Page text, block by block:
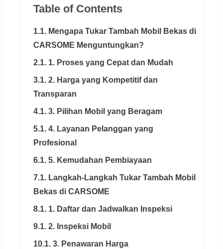
Table of Contents
1.1. Mengapa Tukar Tambah Mobil Bekas di
CARSOME Menguntungkan?
2.1. 1. Proses yang Cepat dan Mudah
3.1. 2. Harga yang Kompetitif dan
Transparan
4.1. 3. Pilihan Mobil yang Beragam
5.1. 4. Layanan Pelanggan yang
Profesional
6.1. 5. Kemudahan Pembiayaan
7.1. Langkah-Langkah Tukar Tambah Mobil
Bekas di CARSOME
8.1. 1. Daftar dan Jadwalkan Inspeksi
9.1. 2. Inspeksi Mobil
10.1. 3. Penawaran Harga